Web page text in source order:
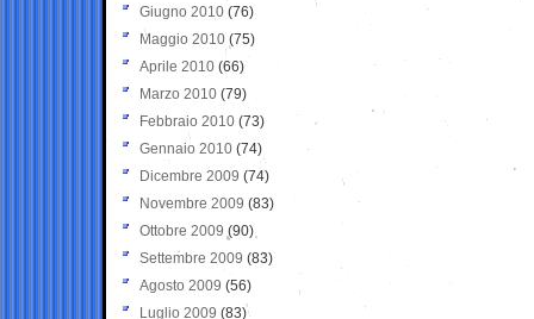
Giugno 2010 (76)
Maggio 2010 (75)
Aprile 2010 (66)
Marzo 2010 (79)
Febbraio 2010 (73)
Gennaio 2010 (74)
Dicembre 2009 (74)
Novembre 2009 (83)
Ottobre 2009 (90)
Settembre 2009 (83)
Agosto 2009 (56)
Luglio 2009 (83)